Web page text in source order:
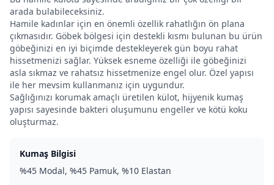
arada bulabileceksiniz.
Hamile kadınlar için en önemli özellik rahatlığın ön plana
çıkmasıdır. Göbek bölgesi için destekli kısmı bulunan bu ürün
göbeğinizi en iyi biçimde destekleyerek gün boyu rahat
hissetmenizi sağlar. Yüksek esneme özelliği ile göbeğinizi
asla sıkmaz ve rahatsız hissetmenize engel olur. Özel yapısı
ile her mevsim kullanmanız için uygundur.
Sağlığınızı korumak amaçlı üretilen külot, hijyenik kumaş
yapısı sayesinde bakteri oluşumunu engeller ve kötü koku
oluşturmaz.
Kumaş Bilgisi
%45 Modal, %45 Pamuk, %10 Elastan